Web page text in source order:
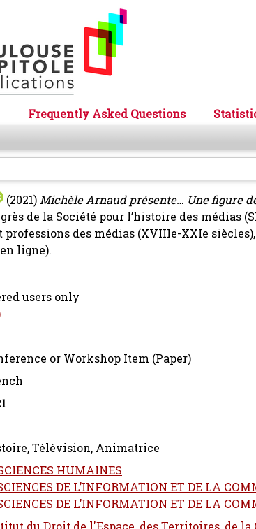
Frequently Asked Questions
(2021)Michèle Arnaud présente… Une figure
de la Société pour l’histoire des médias
professions des médias (XVIIIe-XXIe
ligne).
users only
or Workshop Item (Paper)
Télévision, Animatrice
HUMAINES
DE L’INFORMATION ET DE LA
DE L’INFORMATION ET DE LA